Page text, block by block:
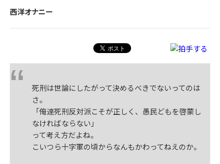
西洋オナニー
死刑は世論にしたがって決めるべきでないってのは
さ。
「俺達死刑反対派こそが正しく、愚民どもを啓蒙し
なければならない」
って考え方だよね。
こいつら十字軍の頃からなんもかわってねえのか。